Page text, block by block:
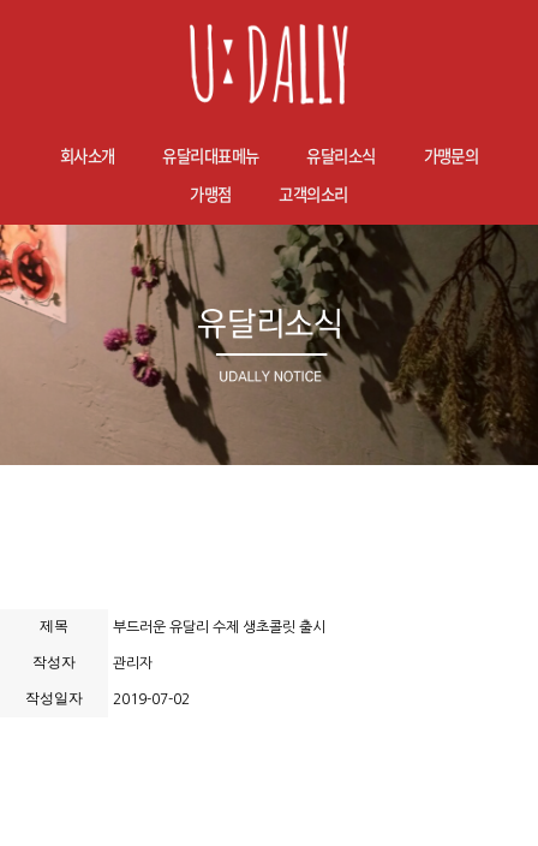
회사소개 유달리대표메뉴 유달리소식
가맹문의
가맹점
고객의소리
제목 부드러운 유달리 수제 생초콜릿 출시
작성자 관리자
작성일자 2019-07-02